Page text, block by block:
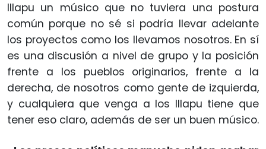
Illapu un músico que no tuviera una postura
común porque no sé si podría llevar adelante
los proyectos como los llevamos nosotros. En sí
es una discusión a nivel de grupo y la posición
frente a los pueblos originarios, frente a la
derecha, de nosotros como gente de izquierda,
y cualquiera que venga a los Illapu tiene que
tener eso claro, además de ser un buen músico.